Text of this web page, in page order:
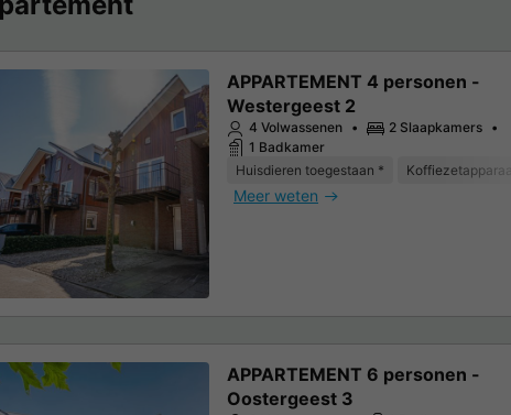
APPARTEMENT 4 personen -
Westergeest 2
4 Volwassenen
2 Slaapkamers
1 Badkamer
Huisdieren toegestaan *
Koffiezetapparaat
Meer weten
APPARTEMENT 6 personen -
Oostergeest 3